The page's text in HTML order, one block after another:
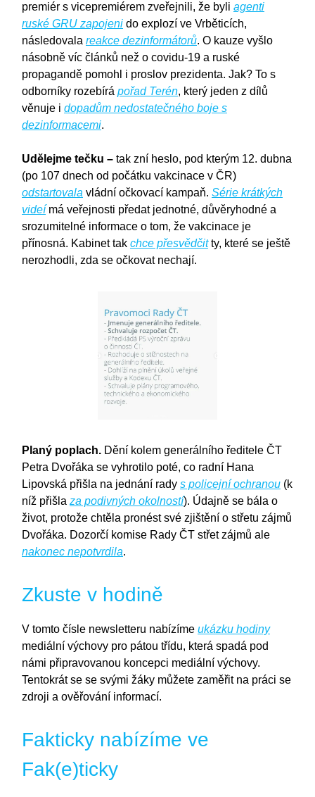
premiér s vicepremiérem zveřejnili, že byli agenti
ruské GRU zapojeni do explozí ve Vrběticích,
následovala reakce dezinformátorů. O kauze vyšlo
násobně víc článků než o covidu-19 a ruské
propagandě pomohl i proslov prezidenta. Jak? To s
odborníky rozebírá pořad Terén, který jeden z dílů
věnuje i dopadům nedostatečného boje s
dezinformacemi.
Udělejme tečku – tak zní heslo, pod kterým 12. dubna
(po 107 dnech od počátku vakcinace v ČR)
odstartovala vládní očkovací kampaň. Série krátkých
videímá veřejnosti předat jednotné, důvěryhodné a
srozumitelné informace o tom, že vakcinace je
přínosná. Kabinet tak chce přesvědčitty, které se ještě
nerozhodli, zda se očkovat nechají.
Planý poplach. Dění kolem generálního ředitele ČT
Petra Dvořáka se vyhrotilo poté, co radní Hana
Lipovská přišla na jednání rady s policejní ochranou (k
níž přišla za podivných okolností). Údajně se bála o
život, protože chtěla pronést své zjištění o střetu zájmů
Dvořáka. Dozorčí komise Rady ČT střet zájmů ale
nakonec nepotvrdila.
Zkuste v hodině
V tomto čísle newsletteru nabízíme ukázku hodiny
mediální výchovy pro pátou třídu, která spadá pod
námi připravovanou koncepci mediální výchovy.
Tentokrát se se svými žáky můžete zaměřit na práci se
zdroji a ověřování informací.
Fakticky nabízíme ve
Fak(e)ticky